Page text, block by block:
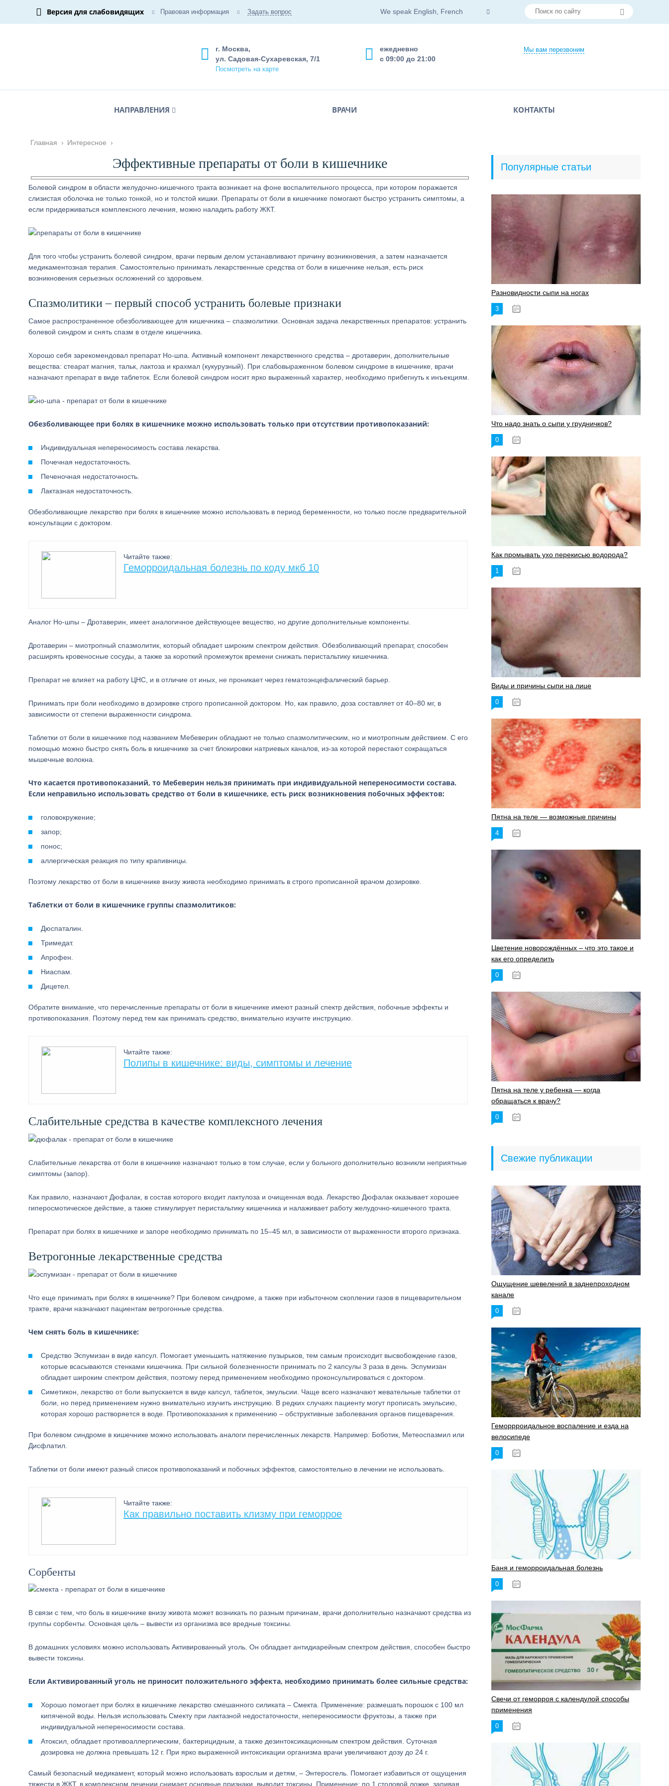
Версия для слабовидящих Правовая информация Задать вопрос We speak English, French
Мы вам перезвоним
ежедневно
с 09:00 до 21:00
г. Москва,
ул. Садовая-Сухаревская, 7/1
Посмотреть на карте
НАПРАВЛЕНИЯ ВРАЧИ КОНТАКТЫ
Главная › Интересное ›
Эффективные препараты от боли в кишечнике
Болевой синдром в области желудочно-кишечного тракта возникает на фоне воспалительного процесса, при котором поражается
слизистая оболочка не только тонкой, но и толстой кишки. Препараты от боли в кишечнике помогают быстро устранить симптомы, а
если придерживаться комплексного лечения, можно наладить работу ЖКТ.
Для того чтобы устранить болевой синдром, врачи первым делом устанавливают причину возникновения, а затем назначается
медикаментозная терапия. Самостоятельно принимать лекарственные средства от боли в кишечнике нельзя, есть риск
возникновения серьезных осложнений со здоровьем.
Спазмолитики – первый способ устранить болевые признаки
Самое распространенное обезболивающее для кишечника – спазмолитики. Основная задача лекарственных препаратов: устранить
болевой синдром и снять спазм в отделе кишечника.
Хорошо себя зарекомендовал препарат Но-шпа. Активный компонент лекарственного средства – дротаверин, дополнительные
вещества: стеарат магния, тальк, лактоза и крахмал (кукурузный). При слабовыраженном болевом синдроме в кишечнике, врачи
назначают препарат в виде таблеток. Если болевой синдром носит ярко выраженный характер, необходимо прибегнуть к инъекциям.
Обезболивающее при болях в кишечнике можно использовать только при отсутствии противопоказаний:
Индивидуальная непереносимость состава лекарства.
Почечная недостаточность.
Печеночная недостаточность.
Лактазная недостаточность.
Обезболивающие лекарство при болях в кишечнике можно использовать в период беременности, но только после предварительной
консультации с доктором.
Читайте также:
Геморроидальная болезнь по коду мкб 10
Аналог Но-шпы – Дротаверин, имеет аналогичное действующее вещество, но другие дополнительные компоненты.
Дротаверин – миотропный спазмолитик, который обладает широким спектром действия. Обезболивающий препарат, способен
расширять кровеносные сосуды, а также за короткий промежуток времени снижать перистальтику кишечника.
Препарат не влияет на работу ЦНС, и в отличие от иных, не проникает через гематоэнцефалический барьер.
Принимать при боли необходимо в дозировке строго прописанной доктором. Но, как правило, доза составляет от 40–80 мг, в
зависимости от степени выраженности синдрома.
Таблетки от боли в кишечнике под названием Мебеверин обладают не только спазмолитическим, но и миотропным действием. С его
помощью можно быстро снять боль в кишечнике за счет блокировки натриевых каналов, из-за которой перестают сокращаться
мышечные волокна.
Что касается противопоказаний, то Мебеверин нельзя принимать при индивидуальной непереносимости состава.
Если неправильно использовать средство от боли в кишечнике, есть риск возникновения побочных эффектов:
головокружение;
запор;
понос;
аллергическая реакция по типу крапивницы.
Поэтому лекарство от боли в кишечнике внизу живота необходимо принимать в строго прописанной врачом дозировке.
Таблетки от боли в кишечнике группы спазмолитиков:
Дюспаталин.
Тримедат.
Апрофен.
Ниаспам.
Дицетел.
Обратите внимание, что перечисленные препараты от боли в кишечнике имеют разный спектр действия, побочные эффекты и
противопоказания. Поэтому перед тем как принимать средство, внимательно изучите инструкцию.
Читайте также:
Полипы в кишечнике: виды, симптомы и лечение
Слабительные средства в качестве комплексного лечения
Слабительные лекарства от боли в кишечнике назначают только в том случае, если у больного дополнительно возникли неприятные
симптомы (запор).
Как правило, назначают Дюфалак, в состав которого входит лактулоза и очищенная вода. Лекарство Дюфалак оказывает хорошее
гиперосмотическое действие, а также стимулирует перистальтику кишечника и налаживает работу желудочно-кишечного тракта.
Препарат при болях в кишечнике и запоре необходимо принимать по 15–45 мл, в зависимости от выраженности второго признака.
Ветрогонные лекарственные средства
Что еще принимать при болях в кишечнике? При болевом синдроме, а также при избыточном скоплении газов в пищеварительном
тракте, врачи назначают пациентам ветрогонные средства.
Чем снять боль в кишечнике:
Средство Эспумизан в виде капсул. Помогает уменьшить натяжение пузырьков, тем самым происходит высвобождение газов,
которые всасываются стенками кишечника. При сильной болезненности принимать по 2 капсулы 3 раза в день. Эспумизан
обладает широким спектром действия, поэтому перед применением необходимо проконсультироваться с доктором.
Симетикон, лекарство от боли выпускается в виде капсул, таблеток, эмульсии. Чаще всего назначают жевательные таблетки от
боли, но перед применением нужно внимательно изучить инструкцию. В редких случаях пациенту могут прописать эмульсию,
которая хорошо растворяется в воде. Противопоказания к применению – обструктивные заболевания органов пищеварения.
При болевом синдроме в кишечнике можно использовать аналоги перечисленных лекарств. Например: Боботик, Метеоспазмил или
Дисфлатил.
Таблетки от боли имеют разный список противопоказаний и побочных эффектов, самостоятельно в лечении не использовать.
Читайте также:
Как правильно поставить клизму при геморрое
Сорбенты
В связи с тем, что боль в кишечнике внизу живота может возникать по разным причинам, врачи дополнительно назначают средства из
группы сорбенты. Основная цель – вывести из организма все вредные токсины.
В домашних условиях можно использовать Активированный уголь. Он обладает антидиарейным спектром действия, способен быстро
вывести токсины.
Если Активированный уголь не приносит положительного эффекта, необходимо принимать более сильные средства:
Хорошо помогает при болях в кишечнике лекарство смешанного силиката – Смекта. Применение: размешать порошок с 100 мл
кипяченой воды. Нельзя использовать Смекту при лактазной недостаточности, непереносимости фруктозы, а также при
индивидуальной непереносимости состава.
Атоксил, обладает противоаллергическим, бактерицидным, а также дезинтоксикационным спектром действия. Суточная
дозировка не должна превышать 12 г. При ярко выраженной интоксикации организма врачи увеличивают дозу до 24 г.
Самый безопасный медикамент, который можно использовать взрослым и детям, – Энтеросгель. Помогает избавиться от ощущения
тяжести в ЖКТ, в комплексном лечении снимает основные признаки, выводит токсины. Применение: по 1 столовой ложке, запивая
Популярные статьи
Разновидности сыпи на ногах
3
Что надо знать о сыпи у грудничков?
0
Как промывать ухо перекисью водорода?
1
Виды и причины сыпи на лице
0
Пятна на теле — возможные причины
4
Цветение новорождённых – что это такое и
как его определить
0
Пятна на теле у ребенка — когда
обращаться к врачу?
0
Свежие публикации
Ощущение шевелений в заднепроходном
канале
0
Геморрроидальное воспаление и езда на
велосипеде
0
Баня и геморроидальная болезнь
0
Свечи от геморроя с календулой способы
применения
0